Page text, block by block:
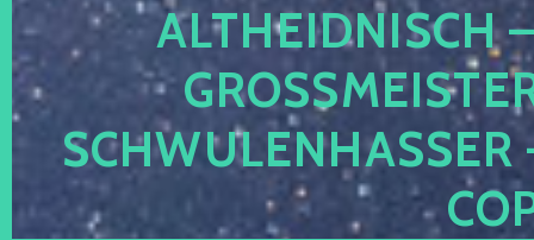
ALTHEIDNISCH
CHWULENHASSER